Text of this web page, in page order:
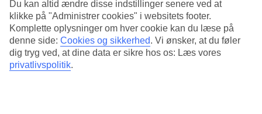
Oktober
Oktober
November
November
Du kan altid ændre disse indstillinger senere ved at
klikke på "Administrer cookies" i websitets footer.
Komplette oplysninger om hver cookie kan du læse på
denne side: Cookies og sikkerhed. Vi ønsker, at du føler
dig tryg ved, at dine data er sikre hos os: Læs vores
privatlivspolitik.